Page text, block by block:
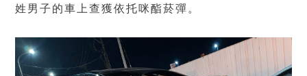
姓男子的車上查獲依托咪酯菸彈。